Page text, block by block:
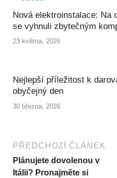
Nová elektroinstalace: Na
se vyhnuli zbytečným
23 května, 2026
Nejlepší příležitost k
obyčejný den
30 března, 2026
PŘEDCHOZÍ ČLÁNEK
Plánujete dovolenou v
Itálii? Pronajměte si